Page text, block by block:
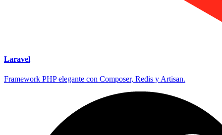
Laravel
Framework PHP elegante con Composer, Redis y Artisan.